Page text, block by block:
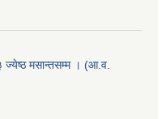
मसान्तसम्म । (आ.व.